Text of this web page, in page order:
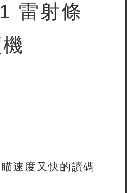
雷射條
速度又快的讀碼